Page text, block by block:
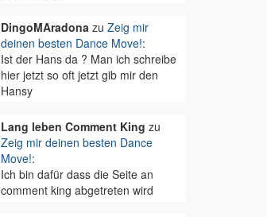
DingoMAradonazu Zeig mir
deinen besten Dance Move!:
Ist der Hans da ? Man ich schreibe
hier jetzt so oft jetzt gib mir den
Hansy
Lang leben Comment King zu
Zeig mir deinen besten Dance
Move!:
Ich bin dafür dass die Seite an
comment king abgetreten wird